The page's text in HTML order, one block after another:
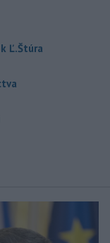
Ľ.Štúra